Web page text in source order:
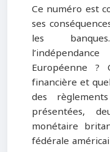
Ce numéro est
ses
les
Européenne ?
financière et
des
présentées,
monétaire
fédérale